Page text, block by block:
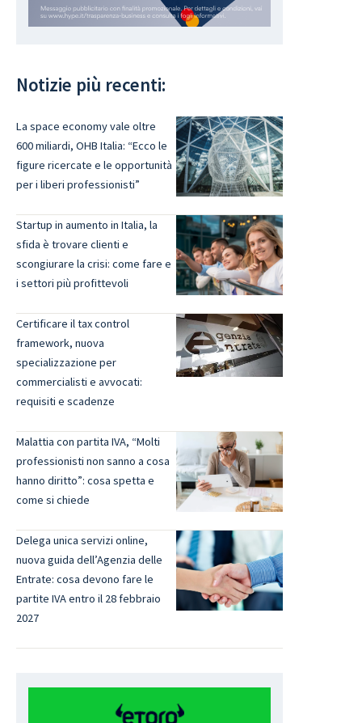
Notizie più recenti:
La space economy vale oltre
600 miliardi, OHB Italia: “Ecco le
figure ricercate e le opportunità
per i liberi professionisti”
Startup in aumento in Italia, la
sfida è trovare clienti e
scongiurare la crisi: come fare e
i settori più profittevoli
Certificare il tax control
framework, nuova
specializzazione per
commercialisti e avvocati:
requisiti e scadenze
Malattia con partita IVA, “Molti
professionisti non sanno a cosa
hanno diritto”: cosa spetta e
come si chiede
Delega unica servizi online,
nuova guida dell’Agenzia delle
Entrate: cosa devono fare le
partite IVA entro il 28 febbraio
2027